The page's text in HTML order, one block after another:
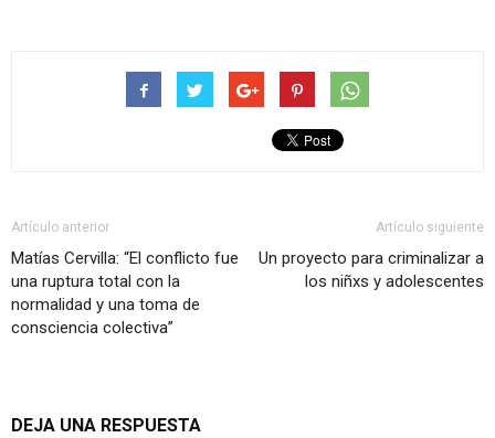
Artículo anterior
Matías Cervilla: “El conflicto fue
una ruptura total con la
normalidad y una toma de
consciencia colectiva”
Artículo siguiente
Un proyecto para criminalizar a
los niñxs y adolescentes
DEJA UNA RESPUESTA